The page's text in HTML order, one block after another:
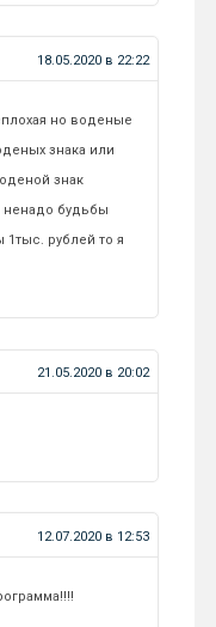
18.05.2020 в 22:22
но воденые
знака или
знак
ненадо будьбы
рублей то я
21.05.2020 в 20:02
12.07.2020 в 12:53